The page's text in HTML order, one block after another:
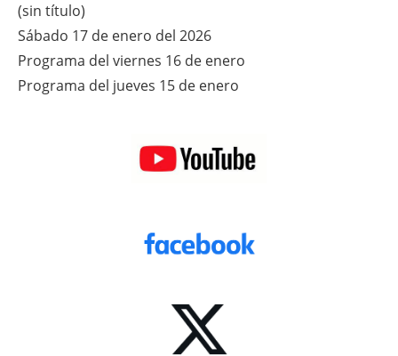
(sin título)
Sábado 17 de enero del 2026
Programa del viernes 16 de enero
Programa del jueves 15 de enero